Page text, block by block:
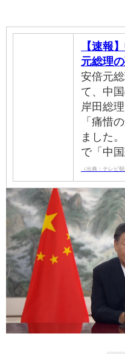
【速報
元総理
安倍元
て、中
岸田総
「痛惜
ました
で「中
（出典：テレビ